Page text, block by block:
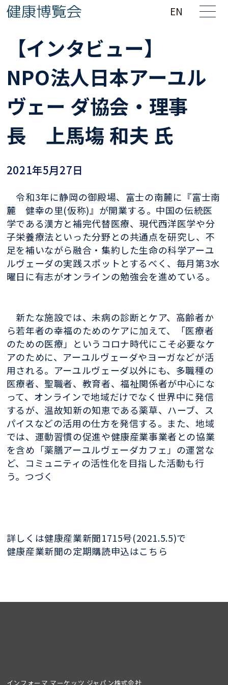
EN
【インタビュー】
NPO法人日本アーユル
ヴェー ダ協会・理事
長 上馬塲 和夫 氏
2021年5月27日
令和3年に静岡の御殿場、富士の南麓に『富士南
麓 健幸の里(仮称)』が開業する。中国の伝統医
学である漢方と補完代替医療、現代西洋医学や分
子栄養療法といった分野との共通点を研究し、不
足を補いながら融合・集約した生命の科学アーユ
ルヴェーダの実践スポットとするべく、毎月第3水
曜日に有志がオンラインの勉強会を進めている。
新たな施設では、未病の診断とケア、高齢者か
ら若年者の幸福のためのケアに加えて、「医療者
のための医療」というコロナ時代にこそ必要なケ
アのために、アーユルヴェーダやヨーガなどが活
用される。アーユルヴェーダ以外にも、多職種の
医療者、聖職者、教育者、福祉関係者が中心にな
って、オンラインで地域だけでなく世界中に発信
するが、温故知新の知恵である薬草、ハーブ、ス
パイスなどの活用の仕方を発信する。また、地域
では、運動習慣の促進や健康産業事業者との協業
を含め「薬膳アーユルヴェーダカフェ」の運営な
ど、コミュニティの活性化を目指した活動も行
う。つづく
詳しくは健康産業新聞1715号(2021.5.5)で
健康産業新聞の定期購読申込はこちら
インフォーマ マーケッツ ジャパン株式会社